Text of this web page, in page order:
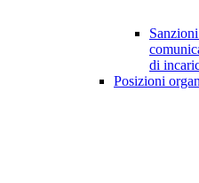
di
Posizioni